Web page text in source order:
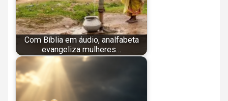
Com Bíblia em áudio, analfabeta
evangeliza mulheres…